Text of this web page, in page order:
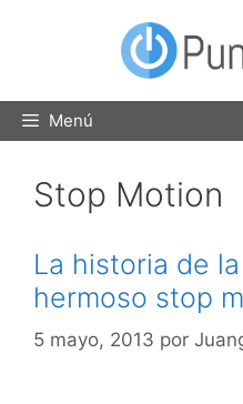
Menú
Stop Motion
La historia de
hermoso stop
5 mayo, 2013 por